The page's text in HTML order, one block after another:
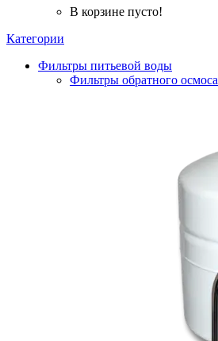
В корзине пусто!
Категории
Фильтры питьевой воды
Фильтры обратного осмоса